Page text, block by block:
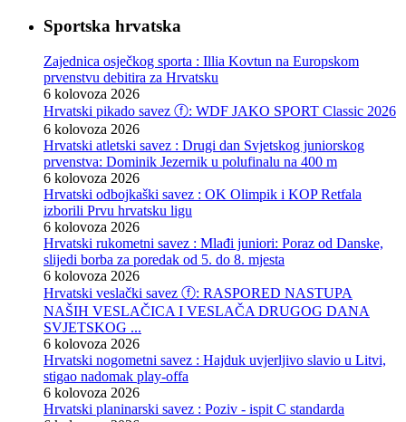
Sportska hrvatska
Zajednica osječkog sporta : Illia Kovtun na Europskom
prvenstvu debitira za Hrvatsku
6 kolovoza 2026
Hrvatski pikado savez ⓕ: WDF JAKO SPORT Classic 2026
6 kolovoza 2026
Hrvatski atletski savez : Drugi dan Svjetskog juniorskog
prvenstva: Dominik Jezernik u polufinalu na 400 m
6 kolovoza 2026
Hrvatski odbojkaški savez : OK Olimpik i KOP Retfala
izborili Prvu hrvatsku ligu
6 kolovoza 2026
Hrvatski rukometni savez : Mlađi juniori: Poraz od Danske,
slijedi borba za poredak od 5. do 8. mjesta
6 kolovoza 2026
Hrvatski veslački savez ⓕ: RASPORED NASTUPA
NAŠIH VESLAČICA I VESLAČA DRUGOG DANA
SVJETSKOG ...
6 kolovoza 2026
Hrvatski nogometni savez : Hajduk uvjerljivo slavio u Litvi,
stigao nadomak play-offa
6 kolovoza 2026
Hrvatski planinarski savez : Poziv - ispit C standarda